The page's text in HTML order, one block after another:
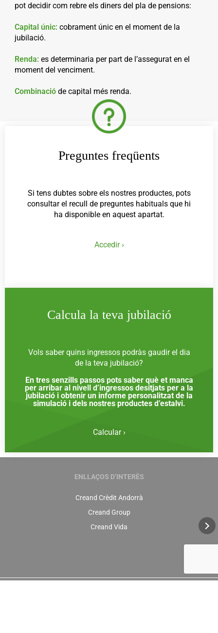
pot decidir com rebre els diners del pla de pensions:
Capital únic: cobrament únic en el moment de la
jubilació.
Renda: es determinaria per part de l’assegurat en el
moment del venciment.
Combinació de capital més renda.
Preguntes freqüents
Si tens dubtes sobre els nostres productes, pots
consultar el recull de preguntes habituals que hi
ha disponible en aquest apartat.
Accedir ›
Calcula la teva jubilació
Vols saber quins ingressos podràs gaudir el dia
de la teva jubilació?
En tres senzills passos pots saber què et manca
per arribar al nivell d’ingressos desitjats per a la
jubilació i obtenir un informe personalitzat de la
simulació i dels nostres productes d’estalvi.
Calcular ›
ENLLAÇOS D’INTERÈS
Creand Crèdit Andorrà
Creand Group
Creand Vida